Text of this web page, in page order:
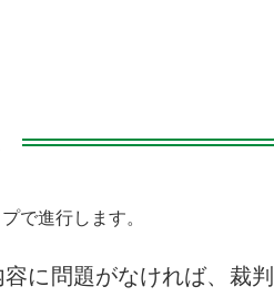
で進行します。
に問題がなければ、裁